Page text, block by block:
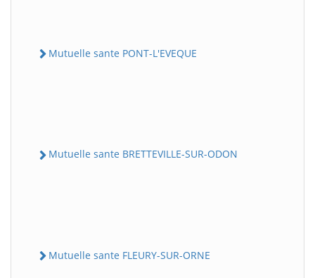
Mutuelle sante PONT-L'EVEQUE
Mutuelle sante BRETTEVILLE-SUR-ODON
Mutuelle sante FLEURY-SUR-ORNE